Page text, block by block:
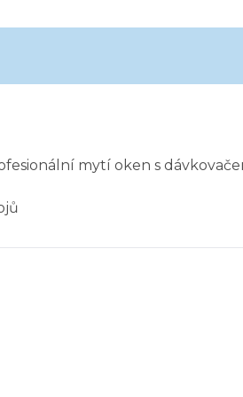
mytí oken s